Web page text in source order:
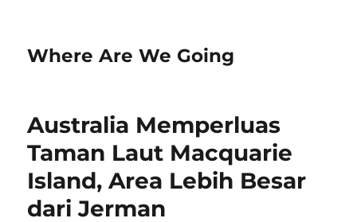
Where Are We Going
Australia Memperluas
Taman Laut Macquarie
Island, Area Lebih Besar
dari Jerman